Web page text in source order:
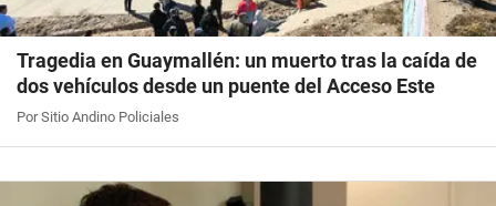
Tragedia en Guaymallén: un muerto tras la caída de
dos vehículos desde un puente del Acceso Este
Por Sitio Andino Policiales